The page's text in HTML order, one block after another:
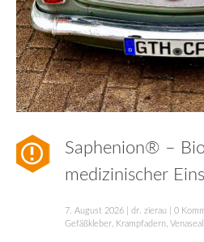
Saphenion® –
medizinischer
7. August 2026 dr. zierau 0
Gefäßkleber
Krampfadern Venaseal